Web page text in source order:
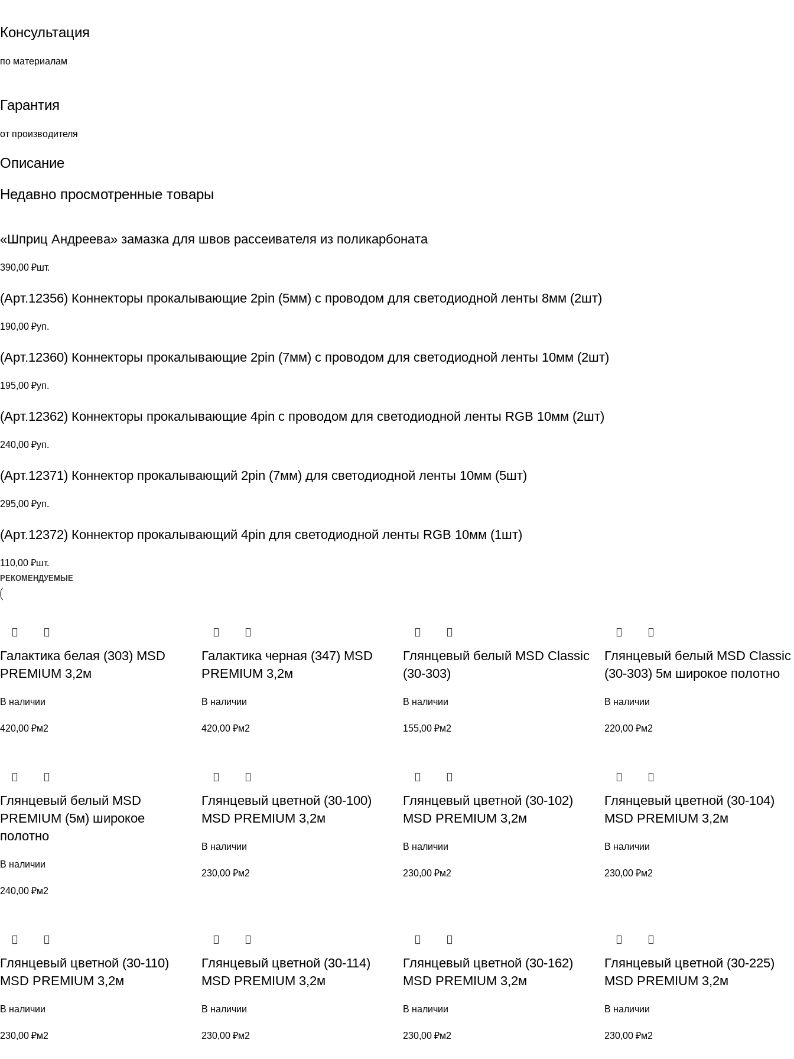
Консультация
по материалам
Гарантия
от производителя
Описание
Недавно просмотренные товары
«Шприц Андреева» замазка для швов рассеивателя из поликарбоната
390,00 ₽шт.
(Арт.12356) Коннекторы прокалывающие 2pin (5мм) с проводом для светодиодной ленты 8мм (2шт)
190,00 ₽уп.
(Арт.12360) Коннекторы прокалывающие 2pin (7мм) с проводом для светодиодной ленты 10мм (2шт)
195,00 ₽уп.
(Арт.12362) Коннекторы прокалывающие 4pin с проводом для светодиодной ленты RGB 10мм (2шт)
240,00 ₽уп.
(Арт.12371) Коннектор прокалывающий 2pin (7мм) для светодиодной ленты 10мм (5шт)
295,00 ₽уп.
(Арт.12372) Коннектор прокалывающий 4pin для светодиодной ленты RGB 10мм (1шт)
110,00 ₽шт.
РЕКОМЕНДУЕМЫЕ
Галактика белая (303) MSD
PREMIUM 3,2м
В наличии
420,00 ₽м2
Галактика черная (347) MSD
PREMIUM 3,2м
В наличии
420,00 ₽м2
Глянцевый белый MSD Classic
(30-303)
В наличии
155,00 ₽м2
Глянцевый белый MSD Classic
(30-303) 5м широкое полотно
В наличии
220,00 ₽м2
Глянцевый белый MSD
PREMIUM (5м) широкое
полотно
В наличии
240,00 ₽м2
Глянцевый цветной (30-100)
MSD PREMIUM 3,2м
В наличии
230,00 ₽м2
Глянцевый цветной (30-102)
MSD PREMIUM 3,2м
В наличии
230,00 ₽м2
Глянцевый цветной (30-104)
MSD PREMIUM 3,2м
В наличии
230,00 ₽м2
Глянцевый цветной (30-110)
MSD PREMIUM 3,2м
В наличии
230,00 ₽м2
Глянцевый цветной (30-114)
MSD PREMIUM 3,2м
В наличии
230,00 ₽м2
Глянцевый цветной (30-162)
MSD PREMIUM 3,2м
В наличии
230,00 ₽м2
Глянцевый цветной (30-225)
MSD PREMIUM 3,2м
В наличии
230,00 ₽м2